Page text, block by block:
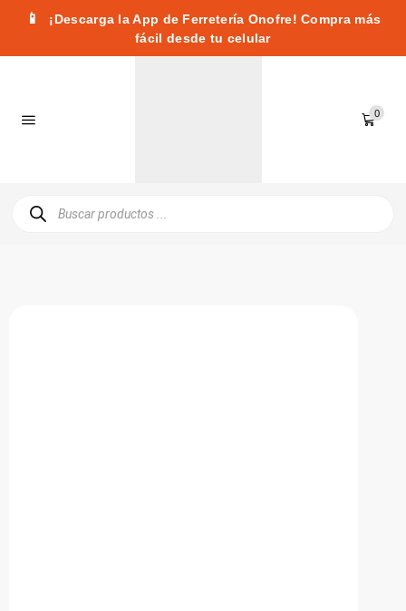
📱
¡Descarga la App de Ferretería Onofre! Compra más
fácil desde tu celular
0